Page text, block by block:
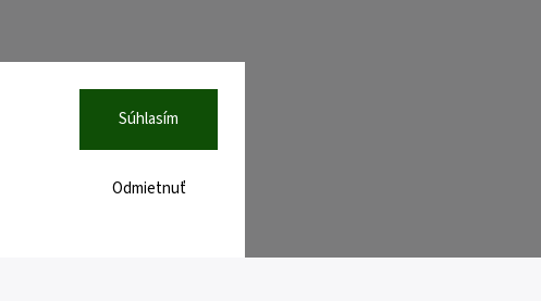
Odmietnuť
Súhlasím